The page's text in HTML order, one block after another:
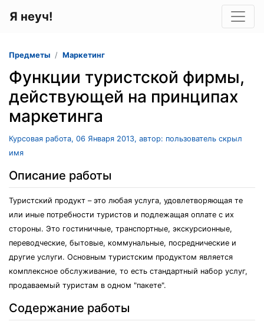
Я неуч!
Предметы Маркетинг
Функции туристской фирмы,
действующей на принципах
маркетинга
Курсовая работа, 06 Января 2013, автор: пользователь скрыл
имя
Описание работы
Туристский продукт – это любая услуга, удовлетворяющая те
или иные потребности туристов и подлежащая оплате с их
стороны. Это гостиничные, транспортные, экскурсионные,
переводческие, бытовые, коммунальные, посреднические и
другие услуги. Основным туристским продуктом является
комплексное обслуживание, то есть стандартный набор услуг,
продаваемый туристам в одном "пакете".
Содержание работы